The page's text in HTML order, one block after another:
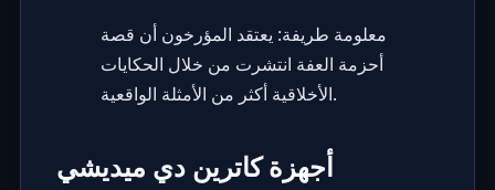
معلومة طريفة: يعتقد المؤرخون أن قصة
أحزمة العفة انتشرت من خلال الحكايات
الأخلاقية أكثر من الأمثلة الواقعية.
أجهزة كاترين دي ميديشي